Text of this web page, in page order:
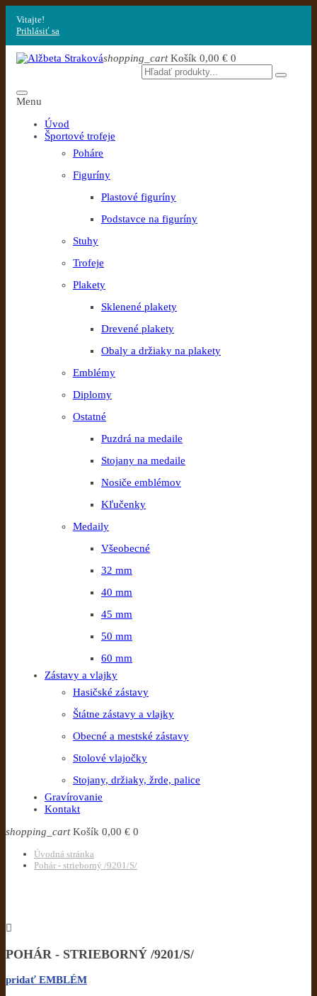
Vitajte!
Prihlásiť sa
shopping_cart Košík 0,00 € 0
Menu
Úvod
Športové trofeje
Poháre
Figuríny
Plastové figuríny
Podstavce na figuríny
Stuhy
Trofeje
Plakety
Sklenené plakety
Drevené plakety
Obaly a držiaky na plakety
Emblémy
Diplomy
Ostatné
Puzdrá na medaile
Stojany na medaile
Nosiče emblémov
Kľučenky
Medaily
Všeobecné
32 mm
40 mm
45 mm
50 mm
60 mm
Zástavy a vlajky
Hasičské zástavy
Štátne zástavy a vlajky
Obecné a mestské zástavy
Stolové vlajočky
Stojany, držiaky, žrde, palice
Gravírovanie
Kontakt
shopping_cart Košík 0,00 € 0
Úvodná stránka
Pohár - strieborný /9201/S/

POHÁR - STRIEBORNÝ /9201/S/
pridať EMBLÉM